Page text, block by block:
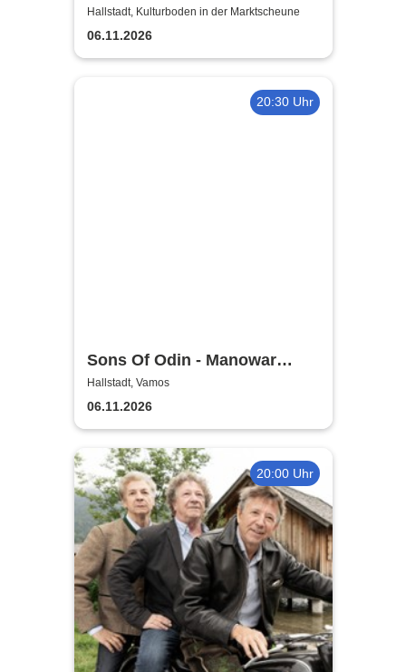
gibt ein Leben über 50, 60...
jedenfalls für Frauen!
Hallstadt, Kulturboden in der Marktscheune
06.11.2026
20:30 Uhr
Sons Of Odin - Manowar
Tribute
Hallstadt, Vamos
06.11.2026
20:00 Uhr